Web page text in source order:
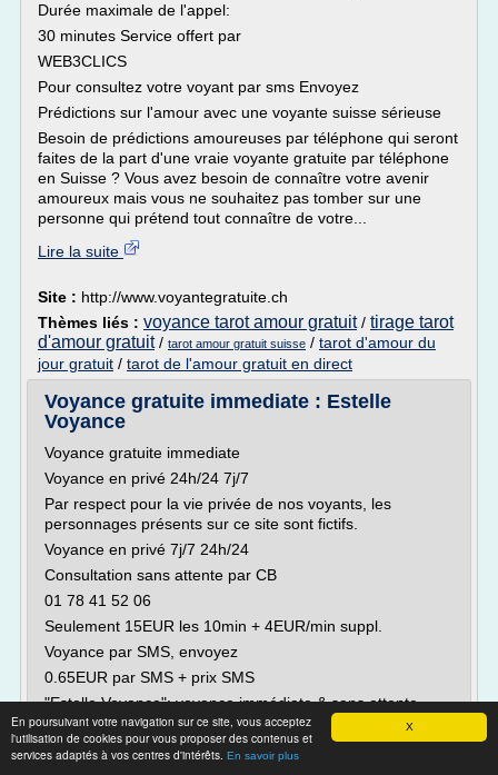
X
En poursuivant votre navigation sur ce site, vous acceptez
l'utilisation de cookies pour vous proposer des contenus et
services adaptés à vos centres d'intérêts. En savoir plus
Durée maximale de l'appel:
30 minutes Service offert par
WEB3CLICS
Pour consultez votre voyant par sms Envoyez
Prédictions sur l'amour avec une voyante suisse sérieuse
Besoin de prédictions amoureuses par téléphone qui seront
faites de la part d'une vraie voyante gratuite par téléphone
en Suisse ? Vous avez besoin de connaître votre avenir
amoureux mais vous ne souhaitez pas tomber sur une
personne qui prétend tout connaître de votre...
Lire la suite
Site : http://www.voyantegratuite.ch
Thèmes liés : voyance tarot amour gratuit/ tirage tarot
d'amour gratuit/ tarot amour gratuit suisse / tarot d'amour du
jour gratuit / tarot de l'amour gratuit en direct
Voyance gratuite immediate : Estelle
Voyance
Voyance gratuite immediate
Voyance en privé 24h/24 7j/7
Par respect pour la vie privée de nos voyants, les
personnages présents sur ce site sont fictifs.
Voyance en privé 7j/7 24h/24
Consultation sans attente par CB
01 78 41 52 06
Seulement 15EUR les 10min + 4EUR/min suppl.
Voyance par SMS, envoyez
0.65EUR par SMS + prix SMS
"Estelle Voyance": voyance immédiate & sans attente
Bonjour,
Je...